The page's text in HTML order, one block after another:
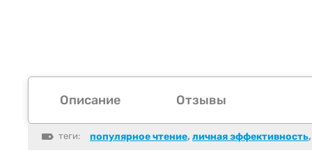
Описание Отзывы
теги: популярное чтение, личная эффективность,